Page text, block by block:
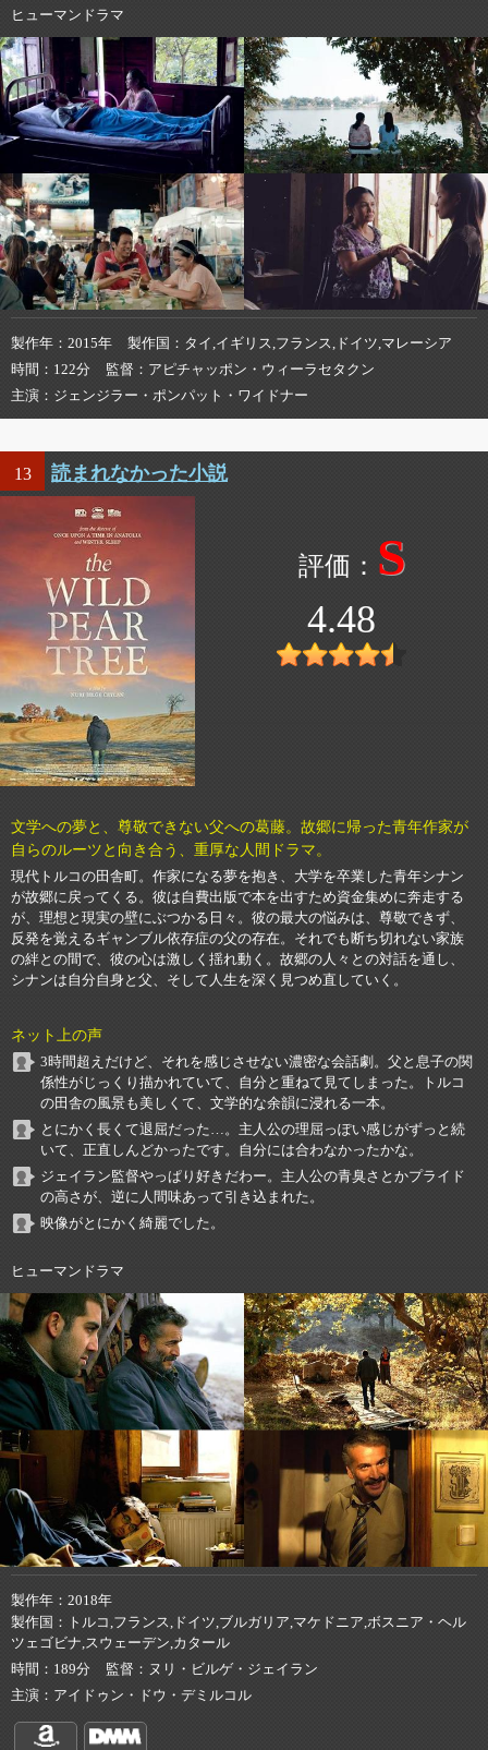
ヒューマンドラマ
製作年 2015年 製作国
タイ,イギリス,フランス,ドイツ,マレーシア
時間
122分 監督
アピチャッポン・ウィーラセタクン
主演
ジェンジラー・ポンパット・ワイドナー
13 読まれなかった小説
S
4.48
文学への夢と、尊敬できない父への葛藤。故郷に帰った青年作家が
自らのルーツと向き合う、重厚な人間ドラマ。
現代トルコの田舎町。作家になる夢を抱き、大学を卒業した青年シナン
が故郷に戻ってくる。彼は自費出版で本を出すため資金集めに奔走する
が、理想と現実の壁にぶつかる日々。彼の最大の悩みは、尊敬できず、
反発を覚えるギャンブル依存症の父の存在。それでも断ち切れない家族
の絆との間で、彼の心は激しく揺れ動く。故郷の人々との対話を通し、
シナンは自分自身と父、そして人生を深く見つめ直していく。
ネット上の声
3時間超えだけど、それを感じさせない濃密な会話劇。父と息子の関
係性がじっくり描かれていて、自分と重ねて見てしまった。トルコ
の田舎の風景も美しくて、文学的な余韻に浸れる一本。
とにかく長くて退屈だった…。主人公の理屈っぽい感じがずっと続
いて、正直しんどかったです。自分には合わなかったかな。
ジェイラン監督やっぱり好きだわー。主人公の青臭さとかプライド
の高さが、逆に人間味あって引き込まれた。
映像がとにかく綺麗でした。
ヒューマンドラマ
製作年
2018年
製作国
トルコ,フランス,ドイツ,ブルガリア,マケドニア,ボスニア・ヘル
ツェゴビナ,スウェーデン,カタール
時間
189分 監督
ヌリ・ビルゲ・ジェイラン
主演
アイドゥン・ドウ・デミルコル